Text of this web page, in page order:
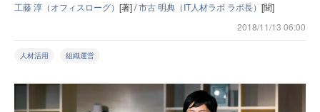
工藤 淳（オフィスローグ） [著] /市古 明典（IT人材ラボ ラボ長） [聞]
2018/11/13 06:00
人材活用 組織運営